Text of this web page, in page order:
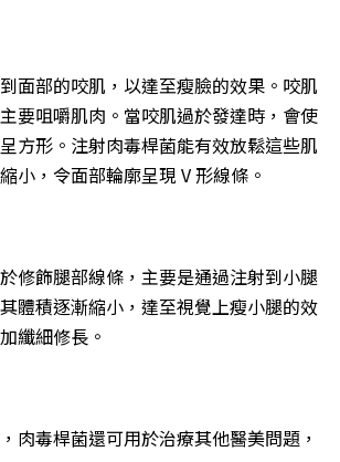
面部的咬肌，以達至瘦臉的效果。咬肌
要咀嚼肌肉。當咬肌過於發達時，會使
方形。注射肉毒桿菌能有效放鬆這些肌
小，令面部輪廓呈現 V 形線條。
修飾腿部線條，主要是通過注射到小腿
體積逐漸縮小，達至視覺上瘦小腿的效
纖細修長。
肉毒桿菌還可用於治療其他醫美問題，